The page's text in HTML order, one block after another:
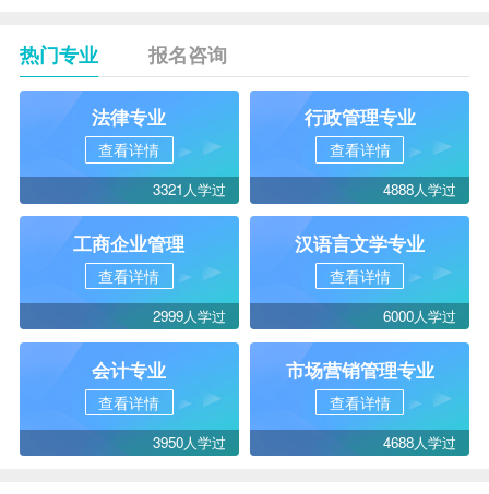
热门专业 报名咨询
法律专业
查看详情
3321人学过
行政管理专业
查看详情
4888人学过
工商企业管理
查看详情
2999人学过
汉语言文学专业
查看详情
6000人学过
会计专业
查看详情
3950人学过
市场营销管理专业
查看详情
4688人学过